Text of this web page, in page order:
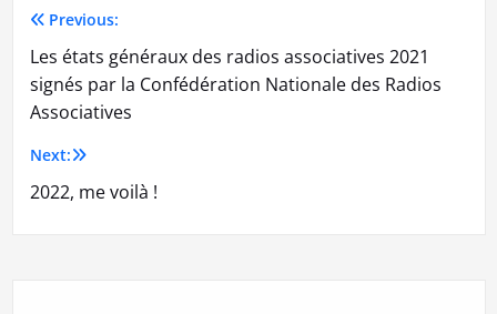
Navigation
de
l’article
Previous:
Les états généraux des radios associatives 2021
signés par la Confédération Nationale des Radios
Associatives
Next:
2022, me voilà !